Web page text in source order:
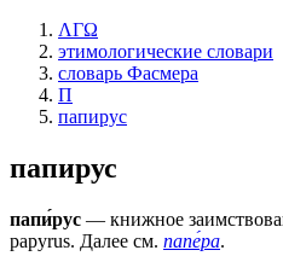
ΛΓΩ
этимологические словари
словарь Фасмера
П
папирус
папирус
папи́рус — книжное
раруrus. Далее см. папе́ра.